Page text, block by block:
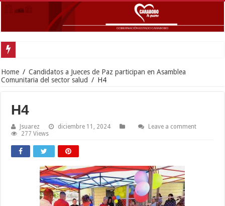
Home / Candidatos a Jueces de Paz participan en Asamblea
Comunitaria del sector salud / H4
H4
Jsuarez diciembre 11, 2024
Leave a comment
277 Views